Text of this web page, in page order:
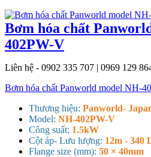
Bơm hóa chất
402PW-V
Liên hệ - 0902 335 707 | 0969 129
Bơm hóa chất Panworld model NH-
Thương hiệu: Panworld-
Model: NH-402PW-V
Công suất: 1.5kW
Cột áp- Lưu lượng: 12m - 340
Flange size (mm): 50 × 40mm